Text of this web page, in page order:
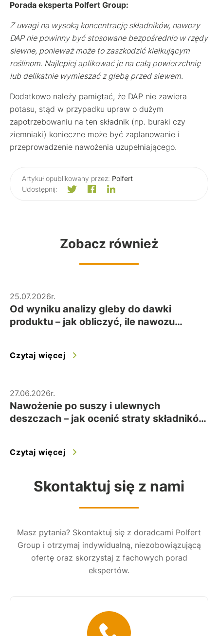
Porada eksperta Polfert Group:
Z uwagi na wysoką koncentrację składników, nawozy
DAP nie powinny być stosowane bezpośrednio w rzędy
siewne, ponieważ może to zaszkodzić kiełkującym
roślinom. Najlepiej aplikować je na całą powierzchnię
lub delikatnie wymieszać z glebą przed siewem.
Dodatkowo należy pamiętać, że DAP nie zawiera
potasu, stąd w przypadku upraw o dużym
zapotrzebowaniu na ten składnik (np. buraki czy
ziemniaki) konieczne może być zaplanowanie i
przeprowadzenie nawożenia uzupełniającego.
Artykuł opublikowany przez: Polfert
Udostępnij:
Zobacz również
25.07.2026r.
Od wyniku analizy gleby do dawki
produktu – jak obliczyć, ile nawozu
Czytaj więcej
27.06.2026r.
Nawożenie po suszy i ulewnych
deszczach – jak ocenić straty składników
Czytaj więcej
Skontaktuj się z nami
Masz pytania? Skontaktuj się z doradcami Polfert
Group i otrzymaj indywidualną, niezobowiązującą
ofertę oraz skorzystaj z fachowych porad
ekspertów.